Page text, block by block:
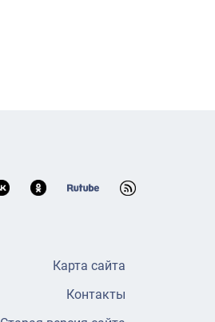
Карта сайта
Контакты